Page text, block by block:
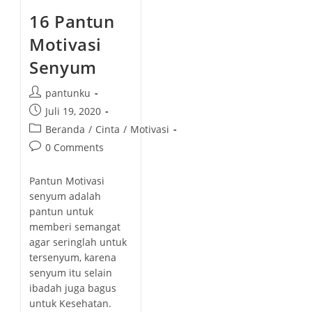
16 Pantun
Motivasi
Senyum
P
o
s
t
a
t
h
o
r
:
pantunku
P
o
s
t
u
b
l
i
s
h
e
d
:
Juli 19, 2020
P
o
c
a
t
e
g
o
r
y
:
Beranda / Cinta / Motivasi
P
s
o
m
m
e
n
t
s
0 Comments
Pantun Motivasi
senyum adalah
pantun untuk
memberi semangat
agar seringlah untuk
tersenyum, karena
senyum itu selain
ibadah juga bagus
untuk Kesehatan.